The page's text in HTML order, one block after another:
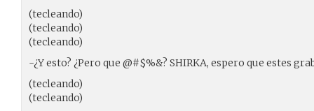
(tecleando)
(tecleando)
(tecleando)
-¿Y esto? ¿Pero que @#$%&? SHIRKA, espero que estes
(tecleando)
(tecleando)